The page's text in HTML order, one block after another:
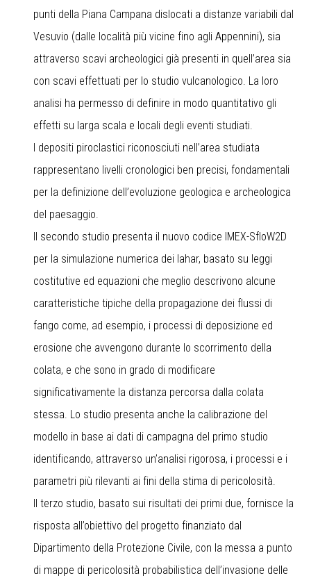
punti della Piana Campana dislocati a distanze variabili dal
Vesuvio (dalle località più vicine fino agli Appennini), sia
attraverso scavi archeologici già presenti in quell’area sia
con scavi effettuati per lo studio vulcanologico. La loro
analisi ha permesso di definire in modo quantitativo gli
effetti su larga scala e locali degli eventi studiati.
I depositi piroclastici riconosciuti nell’area studiata
rappresentano livelli cronologici ben precisi, fondamentali
per la definizione dell’evoluzione geologica e archeologica
del paesaggio.
Il secondo studio presenta il nuovo codice IMEX-SfloW2D
per la simulazione numerica dei lahar, basato su leggi
costitutive ed equazioni che meglio descrivono alcune
caratteristiche tipiche della propagazione dei flussi di
fango come, ad esempio, i processi di deposizione ed
erosione che avvengono durante lo scorrimento della
colata, e che sono in grado di modificare
significativamente la distanza percorsa dalla colata
stessa. Lo studio presenta anche la calibrazione del
modello in base ai dati di campagna del primo studio
identificando, attraverso un’analisi rigorosa, i processi e i
parametri più rilevanti ai fini della stima di pericolosità.
Il terzo studio, basato sui risultati dei primi due, fornisce la
risposta all’obiettivo del progetto finanziato dal
Dipartimento della Protezione Civile, con la messa a punto
di mappe di pericolosità probabilistica dell’invasione delle